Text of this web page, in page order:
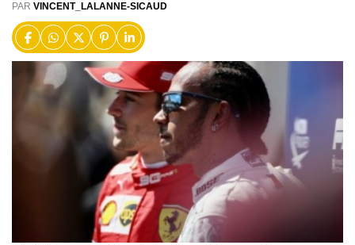
PAR VINCENT_LALANNE-SICAUD